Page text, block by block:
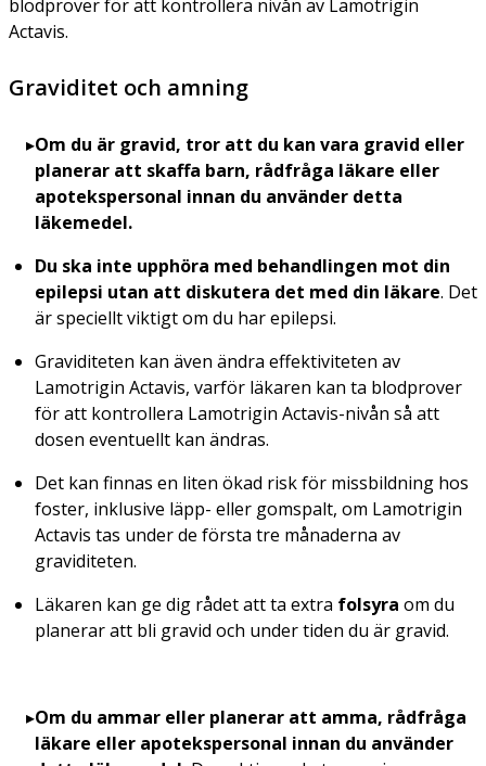
blodprover för att kontrollera nivån av Lamotrigin
Actavis.
Graviditet och amning
Om du är gravid, tror att du kan vara gravid eller
planerar att skaffa barn, rådfråga läkare eller
apotekspersonal innan du använder detta
läkemedel.
Du ska inte upphöra med behandlingen mot din
epilepsi utan att diskutera det med din läkare. Det
är speciellt viktigt om du har epilepsi.
Graviditeten kan även ändra effektiviteten av
Lamotrigin Actavis, varför läkaren kan ta blodprover
för att kontrollera Lamotrigin Actavis-nivån så att
dosen eventuellt kan ändras.
Det kan finnas en liten ökad risk för missbildning hos
foster, inklusive läpp- eller gomspalt, om Lamotrigin
Actavis tas under de första tre månaderna av
graviditeten.
Läkaren kan ge dig rådet att ta extra folsyra om du
planerar att bli gravid och under tiden du är gravid.
Om du ammar eller planerar att amma, rådfråga
läkare eller apotekspersonal innan du använder